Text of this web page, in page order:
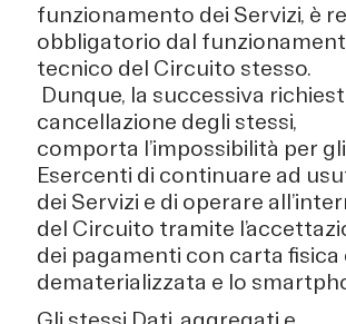
funzionamento dei Servizi, è
obbligatorio dal
tecnico del Circuito stesso.
Dunque, la successiva
cancellazione degli stessi,
comporta l’impossibilità per gli
Esercenti di continuare ad
dei Servizi e di operare
del Circuito tramite
dei pagamenti con carta fisica
dematerializzata e lo